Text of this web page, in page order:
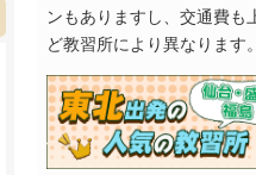
ンもありますし、交通費も
ど教習所により異なります。